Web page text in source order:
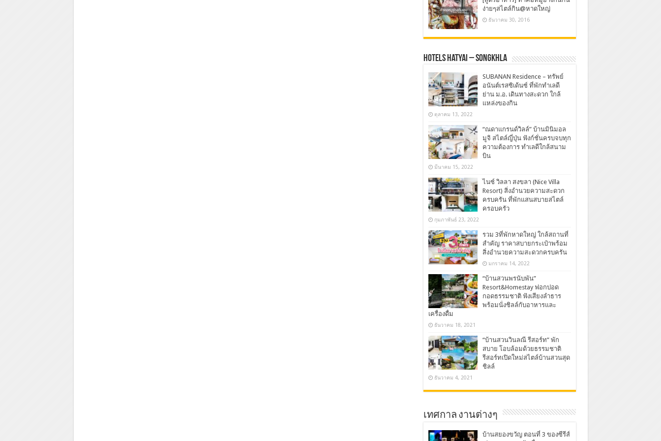
ง่ายๆสไตล์กิน@หาดใหญ่
ธันวาคม 30, 2016
Hotels Hatyai – Songkhla
SUBANAN Residence – ทรัพย์
อนันต์เรสซิเด้นซ์ ที่พักทำเลดี
ย่าน ม.อ. เดินทางสะดวก ใกล้
แหล่งของกิน
ตุลาคม 13, 2022
“ณดาแกรนด์วิลล์” บ้านมินิมอล
มูจิ สไตล์ญี่ปุ่น ฟังก์ชั่นครบจบทุก
ความต้องการ ทำเลดีใกล้สนาม
บิน
มีนาคม 15, 2022
ไนซ์ วิลลา สงขลา (Nice Villa
Resort) สิ่งอำนวยความสะดวก
ครบครัน ที่พักแสนสบายสไตล์
ครอบครัว
กุมภาพันธ์ 23, 2022
รวม 3ที่พักหาดใหญ่ ใกล้สถานที่
สำคัญ ราคาสบายกระเป๋าพร้อม
สิ่งอำนวยความสะดวกครบครัน
มกราคม 14, 2022
“บ้านสวนพรนับพัน”
Resort&Homestay ฟอกปอด
กอดธรรมชาติ ฟังเสียงลำธาร
พร้อมนั่งชิลล์กับอาหารและ
เครื่องดื่ม
ธันวาคม 18, 2021
“บ้านสวนวินลณี รีสอร์ท” พัก
สบาย โอบล้อมด้วยธรรมชาติ
รีสอร์ทเปิดใหม่สไตล์บ้านสวนสุด
ชิลล์
ธันวาคม 4, 2021
เทศกาล งานต่างๆ
บ้านสยองขวัญ ตอนที่ 3 ของซีรีส์